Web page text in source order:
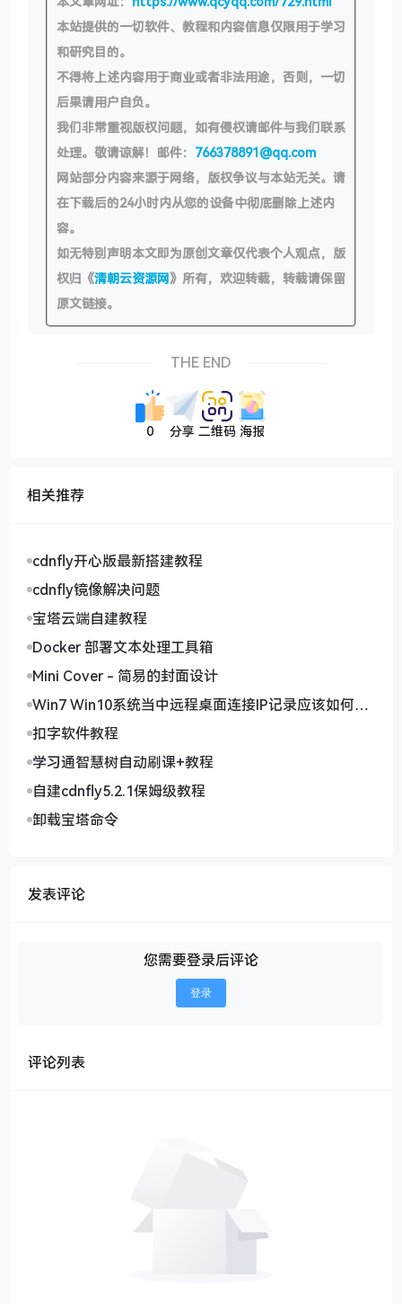
本站提供的一切软件、教程和内容信息仅限用于学习
和研究目的。
不得将上述内容用于商业或者非法用途，否则，一切
后果请用户自负。
我们非常重视版权问题，如有侵权请邮件与我们联系
处理。敬请谅解！邮件： 766378891@qq.com
网站部分内容来源于网络，版权争议与本站无关。请
在下载后的24小时内从您的设备中彻底删除上述内
容。
如无特别声明本文即为原创文章仅代表个人观点，版
权归《清朝云资源网》所有，欢迎转载，转载请保留
原文链接。
THE END
0 分享 二维码 海报
相关推荐
cdnfly开心版最新搭建教程
cdnfly镜像解决问题
宝塔云端自建教程
Docker 部署文本处理工具箱
Mini Cover - 简易的封面设计
Win7 Win10系统当中远程桌面连接IP记录应该如何删
除
扣字软件教程
学习通智慧树自动刷课+教程
自建cdnfly5.2.1保姆级教程
卸载宝塔命令
发表评论
您需要登录后评论
登录
评论列表